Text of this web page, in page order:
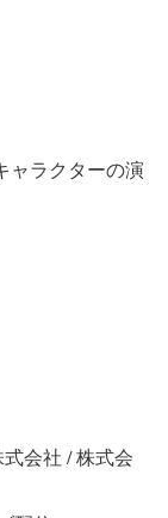
ャラクターの演
会社 / 株式会